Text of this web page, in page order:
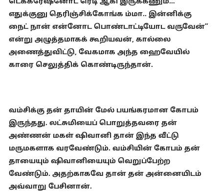
டெக்கரேஷனோட ரெடி ஆகி இருக்கணும்…
எதுக்குனு தெரிஞ்சிக்கோங்க ம்மா.. இன்னிக்கு
நைட் நான் என்னோட பொண்டாட்டியோட வருவேன்”
என்று அழுத்தமாகக் கூறியவன், கால்லை
அணைத்துவிட்டு, வேகமாக அந்த ஹைவேயில்
காரை செலுத்திக் கொண்டிருந்தான்.
வம்சிக்கு தன் தாயின் மேல் பயங்கரமான கோபம்
இருந்தது. லட்சுமியைப் பொறுத்தவரை தன்
அண்ணன் மகள் ஷிவானி தான் இந்த வீட்டு
மருமகளாக வரவேண்டும். வம்சியின் கோபம் தன்
தாயையும் ஷிவானியையும் வெறுப்பேற்ற
வேண்டும். அதற்காகவே தான் தன் அன்னையிடம்
அவ்வாறு பேசினான்.